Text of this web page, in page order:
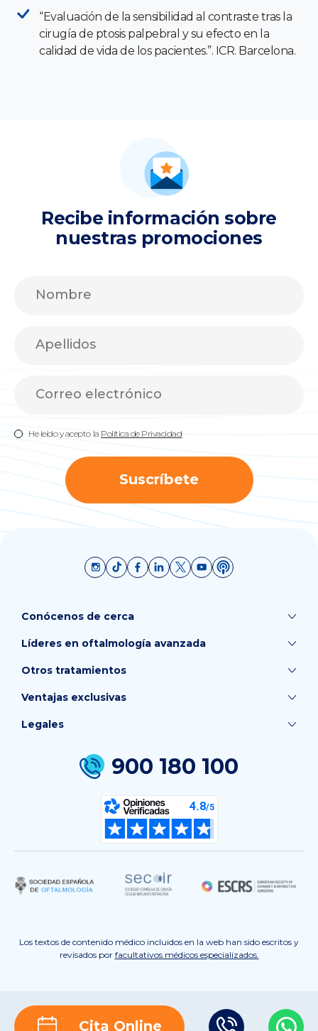
“Evaluación de la sensibilidad al contraste tras la
cirugía de ptosis palpebral y su efecto en la
calidad de vida de los pacientes.”. ICR. Barcelona.
Recibe información sobre
nuestras promociones
He leído y acepto la Política de Privacidad
Suscríbete
Conócenos de cerca
Líderes en oftalmología avanzada
Otros tratamientos
Ventajas exclusivas
900 180 100
Legales
Los textos de contenido médico incluidos en la web han sido escritos y
revisados por facultativos médicos especializados.
Cita Online